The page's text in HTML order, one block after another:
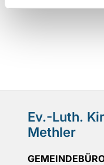
Ev.-Luth.
Methler